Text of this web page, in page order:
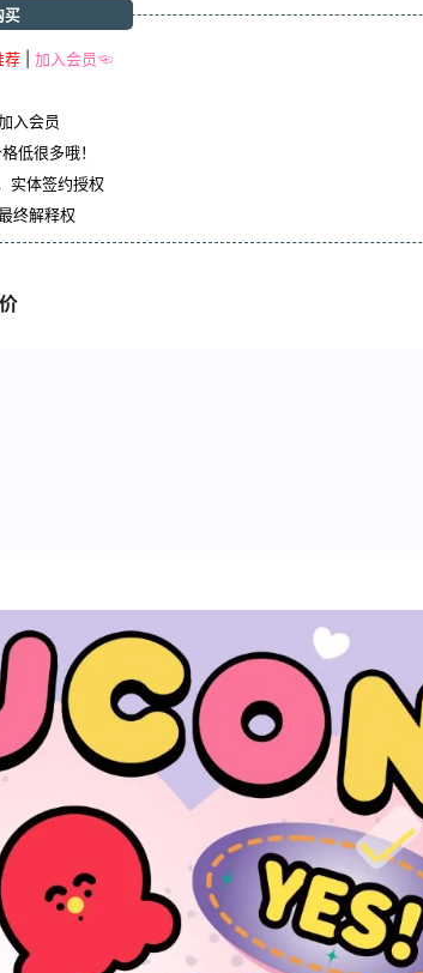
荐 加入会员☜
买
入会员
低很多哦！
实体签约授权
终解释权